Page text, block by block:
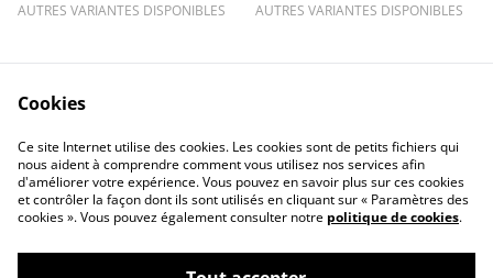
AUTRES VARIANTES DISPONIBLES AUTRES VARIANTES DISPONIBLES
Contactez-nous
Mentions légales
Conditions générales
de vente
Politique de
confidentialité
Politique de cookies
Cookies
Ce site Internet utilise des cookies. Les cookies sont de petits fichiers qui
nous aident à comprendre comment vous utilisez nos services afin
d'améliorer votre expérience. Vous pouvez en savoir plus sur ces cookies
et contrôler la façon dont ils sont utilisés en cliquant sur « Paramètres des
cookies ». Vous pouvez également consulter notre politique de cookies.